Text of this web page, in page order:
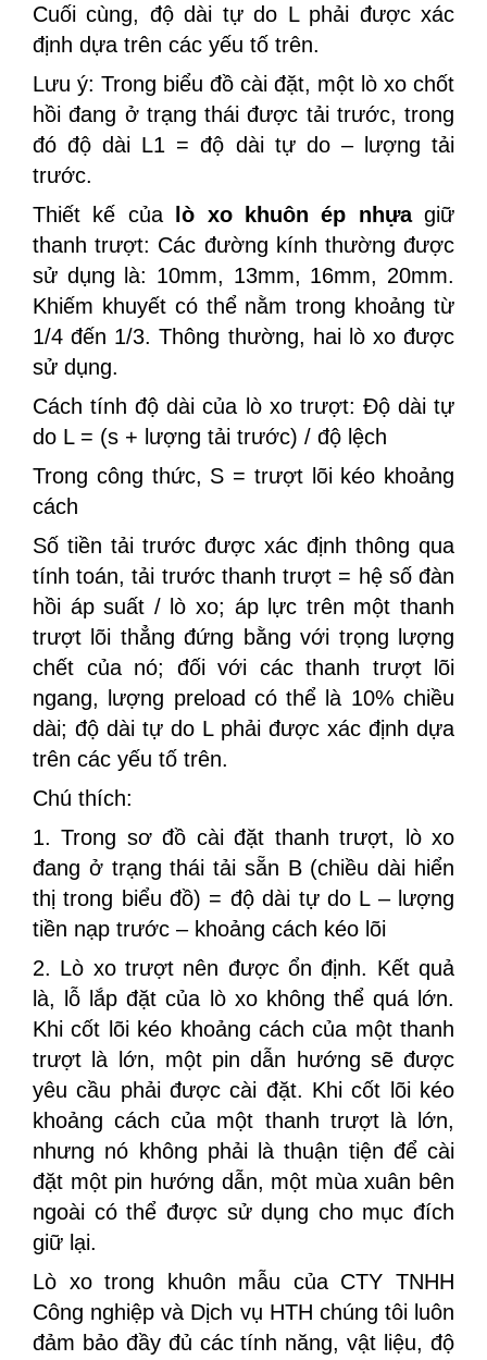
Cuối cùng, độ dài tự do L phải được xác
định dựa trên các yếu tố trên.
Lưu ý: Trong biểu đồ cài đặt, một lò xo chốt
hồi đang ở trạng thái được tải trước, trong
đó độ dài L1 = độ dài tự do – lượng tải
trước.
Thiết kế của lò xo khuôn ép nhựagiữ
thanh trượt: Các đường kính thường được
sử dụng là: 10mm, 13mm, 16mm, 20mm.
Khiếm khuyết có thể nằm trong khoảng từ
1/4 đến 1/3. Thông thường, hai lò xo được
sử dụng.
Cách tính độ dài của lò xo trượt: Độ dài tự
do L = (s + lượng tải trước) / độ lệch
Trong công thức, S = trượt lõi kéo khoảng
cách
Số tiền tải trước được xác định thông qua
tính toán, tải trước thanh trượt = hệ số đàn
hồi áp suất / lò xo; áp lực trên một thanh
trượt lõi thẳng đứng bằng với trọng lượng
chết của nó; đối với các thanh trượt lõi
ngang, lượng preload có thể là 10% chiều
dài; độ dài tự do L phải được xác định dựa
trên các yếu tố trên.
Chú thích:
1. Trong sơ đồ cài đặt thanh trượt, lò xo
đang ở trạng thái tải sẵn B (chiều dài hiển
thị trong biểu đồ) = độ dài tự do L – lượng
tiền nạp trước – khoảng cách kéo lõi
2. Lò xo trượt nên được ổn định. Kết quả
là, lỗ lắp đặt của lò xo không thể quá lớn.
Khi cốt lõi kéo khoảng cách của một thanh
trượt là lớn, một pin dẫn hướng sẽ được
yêu cầu phải được cài đặt. Khi cốt lõi kéo
khoảng cách của một thanh trượt là lớn,
nhưng nó không phải là thuận tiện để cài
đặt một pin hướng dẫn, một mùa xuân bên
ngoài có thể được sử dụng cho mục đích
giữ lại.
Lò xo trong khuôn mẫu của CTY TNHH
Công nghiệp và Dịch vụ HTH chúng tôi luôn
đảm bảo đầy đủ các tính năng, vật liệu, độ